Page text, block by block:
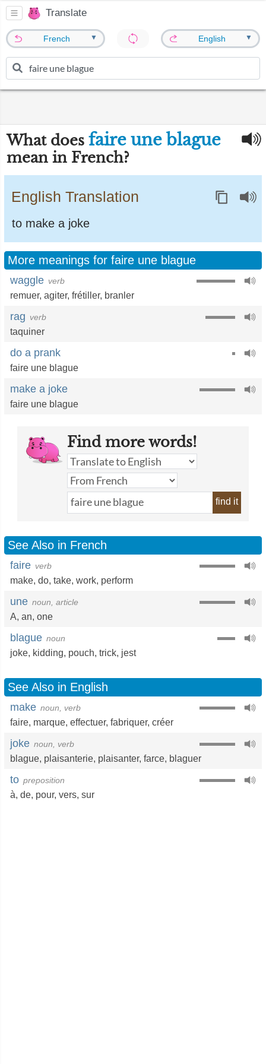
Translate
French ▼ English ▼
What does faire une blague
mean in French?
English Translation
to make a joke
More meanings for faire une blague
waggle verb
remuer, agiter, frétiller, branler
rag verb
taquiner
do a prank
faire une blague
make a joke
faire une blague
Find more words!
find it
See Also in French
faire verb
make, do, take, work, perform
une noun, article
A, an, one
blague noun
joke, kidding, pouch, trick, jest
See Also in English
make noun, verb
faire, marque, effectuer, fabriquer, créer
joke noun, verb
blague, plaisanterie, plaisanter, farce, blaguer
to preposition
à, de, pour, vers, sur